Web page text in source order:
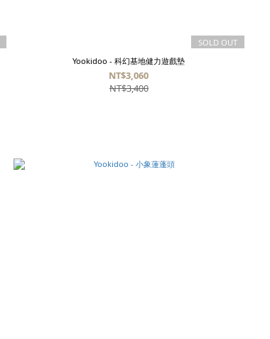
SOLD OUT
Yookidoo - 科幻基地健力遊戲墊
NT$3,060
NT$3,400